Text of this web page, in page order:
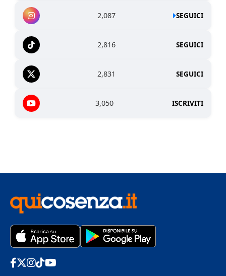
2,087 SEGUICI
2,816 SEGUICI
2,831 SEGUICI
3,050 ISCRIVITI